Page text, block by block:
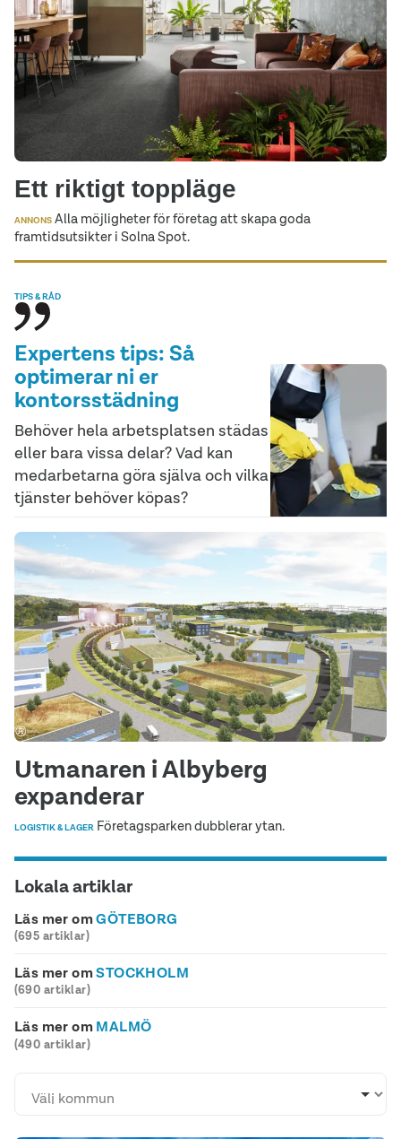
Ett riktigt toppläge
ANNONS Alla möjligheter för företag att skapa goda
framtidsutsikter i Solna Spot.
TIPS & RÅD
Expertens tips: Så
optimerar ni er
kontorsstädning
Behöver hela arbetsplatsen städas
eller bara vissa delar? Vad kan
medarbetarna göra själva och vilka
tjänster behöver köpas?
Utmanaren i Albyberg
expanderar
LOGISTIK & LAGER Företagsparken dubblerar ytan.
Lokala artiklar
Läs mer omGÖTEBORG
(695 artiklar)
Läs mer omSTOCKHOLM
(690 artiklar)
Läs mer omMALMÖ
(490 artiklar)